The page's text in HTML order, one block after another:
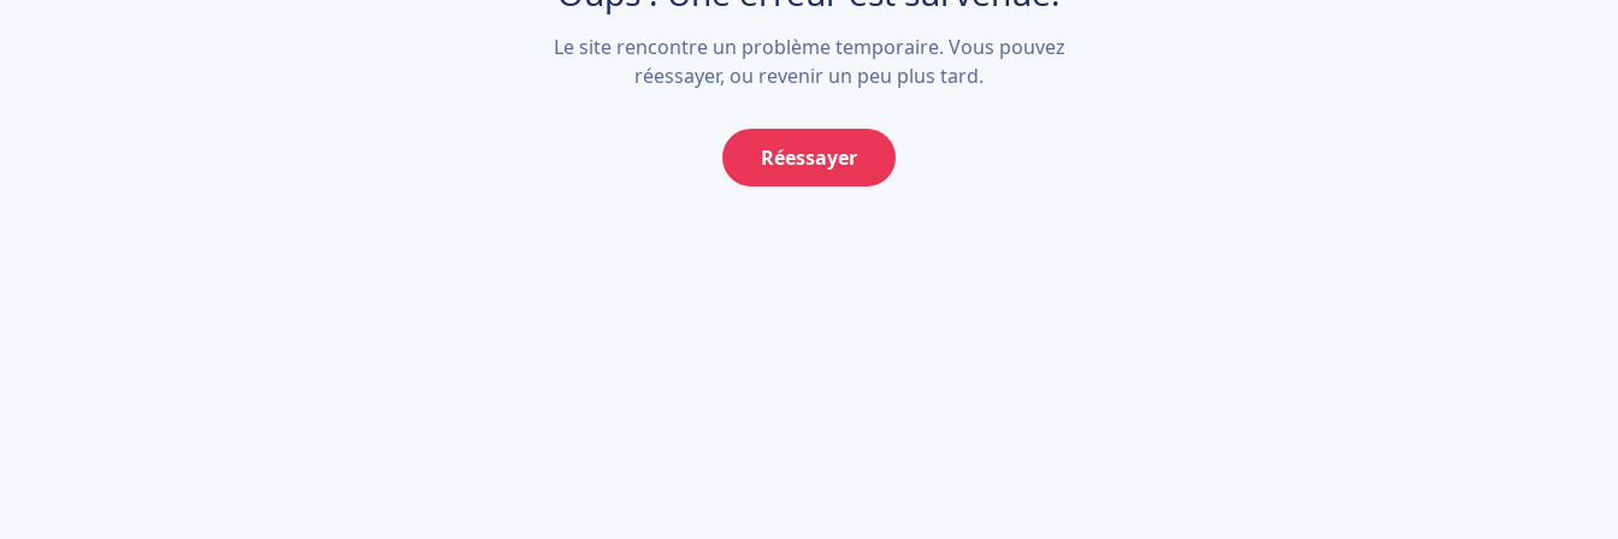
Le site rencontre un problème temporaire. Vous pouvez
réessayer, ou revenir un peu plus tard.
Réessayer